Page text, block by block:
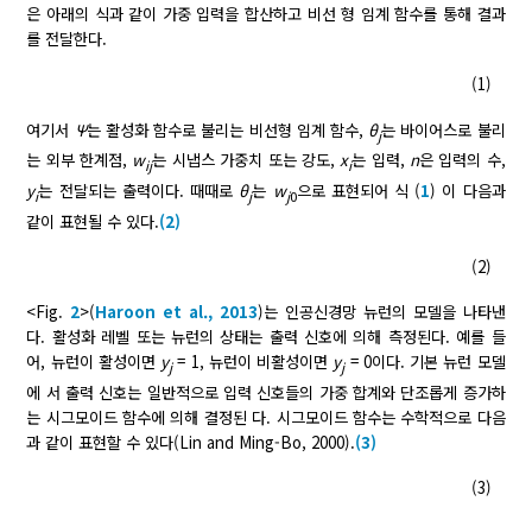
은 아래의 식과 같이 가중 입력을 합산하고 비선 형 임계 함수를 통해 결과
를 전달한다.
(1)
여기서 Ψ는 활성화 함수로 불리는 비선형 임계 함수, θj는 바이어스로 불리
는 외부 한계점, wij는 시냅스 가중치 또는 강도,xi는 입력, n은 입력의 수,
yi는 전달되는 출력이다. 때때로 θj는 wj0으로 표현되어 식 (1) 이 다음과
같이 표현될 수 있다.(2)
(2)
<Fig. 2>(Haroon et al., 2013)는 인공신경망 뉴런의 모델을 나타낸
다. 활성화 레벨 또는 뉴런의 상태는 출력 신호에 의해 측정된다. 예를 들
어, 뉴런이 활성이면 yj= 1, 뉴런이 비활성이면 yj= 0이다. 기본 뉴런 모델
에 서 출력 신호는 일반적으로 입력 신호들의 가중 합계와 단조롭게 증가하
는 시그모이드 함수에 의해 결정된 다. 시그모이드 함수는 수학적으로 다음
과 같이 표현할 수 있다(Lin and Ming-Bo, 2000).(3)
(3)